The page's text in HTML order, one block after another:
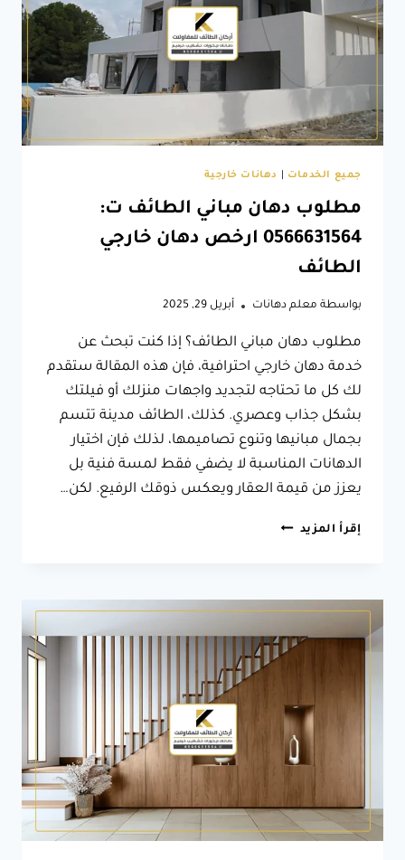
جميع الخدمات دهانات خارجية
مطلوب دهان مباني الطائف ت:
0566631564 ارخص دهان خارجي
الطائف
بواسطة معلم دهانات أبريل 29, 2025
مطلوب دهان مباني الطائف؟ إذا كنت تبحث عن
خدمة دهان خارجي احترافية، فإن هذه المقالة ستقدم
لك كل ما تحتاجه لتجديد واجهات منزلك أو فيلتك
بشكل جذاب وعصري. كذلك، الطائف مدينة تتسم
بجمال مبانيها وتنوع تصاميمها، لذلك فإن اختيار
الدهانات المناسبة لا يضفي فقط لمسة فنية بل
يعزز من قيمة العقار ويعكس ذوقك الرفيع. لكن…
إقرأ المزيد مطلوب
ت:
ارخص
دهان